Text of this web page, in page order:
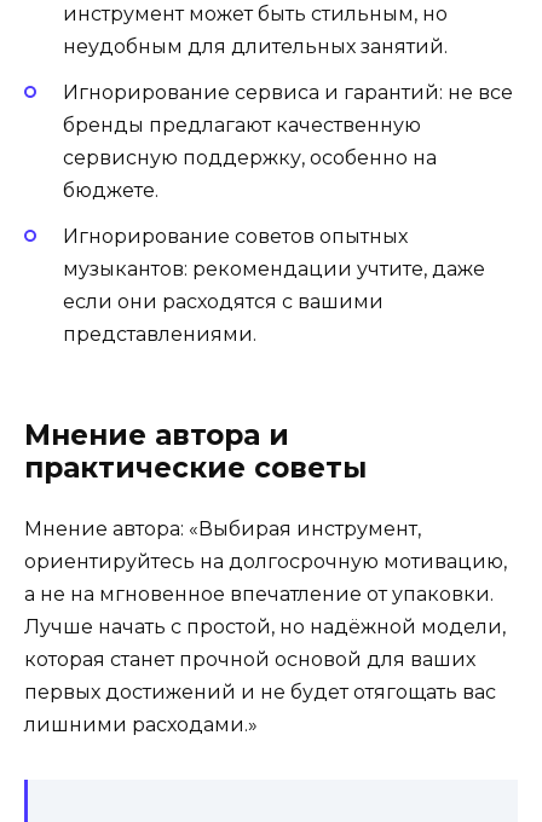
инструмент может быть стильным, но
неудобным для длительных занятий.
Игнорирование сервиса и гарантий: не все
бренды предлагают качественную
сервисную поддержку, особенно на
бюджете.
Игнорирование советов опытных
музыкантов: рекомендации учтите, даже
если они расходятся с вашими
представлениями.
Мнение автора и
практические советы
Мнение автора: «Выбирая инструмент,
ориентируйтесь на долгосрочную мотивацию,
а не на мгновенное впечатление от упаковки.
Лучше начать с простой, но надёжной модели,
которая станет прочной основой для ваших
первых достижений и не будет отягощать вас
лишними расходами.»